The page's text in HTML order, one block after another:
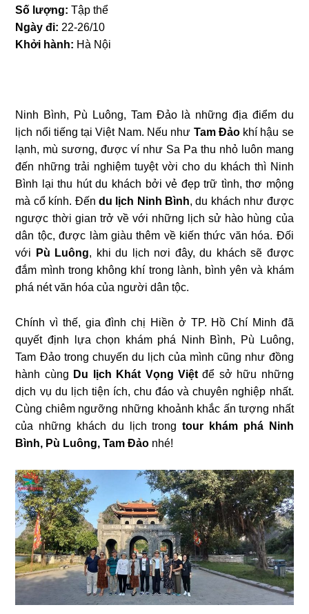
Số lượng:Tập thể
Ngày đi: 22-26/10
Khởi hành: Hà Nội
Ninh Bình, Pù Luông, Tam Đảo là những địa điểm du
lịch nổi tiếng tại Việt Nam. Nếu như Tam Đảokhí hậu se
lạnh, mù sương, được ví như Sa Pa thu nhỏ luôn mang
đến những trải nghiệm tuyệt vời cho du khách thì Ninh
Bình lại thu hút du khách bởi vẻ đẹp trữ tình, thơ mộng
mà cổ kính. Đến du lịch Ninh Bình, du khách như được
ngược thời gian trở về với những lịch sử hào hùng của
dân tộc, được làm giàu thêm về kiến thức văn hóa. Đối
với
Pù Luông, khi du lịch nơi đây, du khách sẽ được
đắm mình trong không khí trong lành, bình yên và khám
phá nét văn hóa của người dân tộc.
Chính vì thế, gia đình chị Hiền ở TP. Hồ Chí Minh đã
quyết định lựa chọn khám phá Ninh Bình, Pù Luông,
Tam Đảo trong chuyến du lịch của mình cũng như đồng
hành cùng Du lịch Khát Vọng Việtđể sở hữu những
dịch vụ du lịch tiện ích, chu đáo và chuyên nghiệp nhất.
Cùng chiêm ngưỡng những khoảnh khắc ấn tượng nhất
của những khách du lịch trongtour khám phá Ninh
Bình, Pù Luông, Tam Đảo nhé!